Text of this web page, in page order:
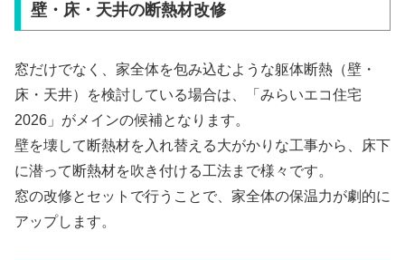
壁・床・天井の断熱材改修
窓だけでなく、家全体を包み込むような躯体断熱（壁・
床・天井）を検討している場合は、「みらいエコ住宅
2026」がメインの候補となります。
壁を壊して断熱材を入れ替える大がかりな工事から、床下
に潜って断熱材を吹き付ける工法まで様々です。
窓の改修とセットで行うことで、家全体の保温力が劇的に
アップします。